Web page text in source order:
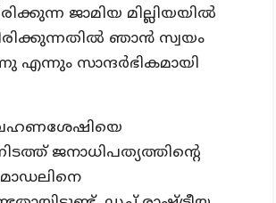
ജാമിയ മില്ലിയയിൽ
ഞാൻ സ്വയം
എന്നും സാന്ദർഭികമായി
ജനാധിപത്യത്തിന്റെ
മോഡലിനെ